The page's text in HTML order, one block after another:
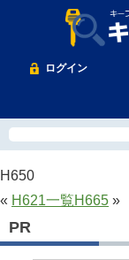
ログイン
H650
« H621一覧H665 »
PR